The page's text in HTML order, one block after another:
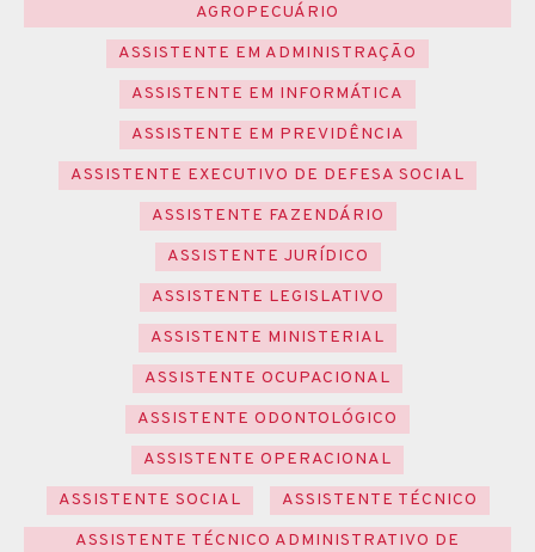
AGROPECUÁRIO
ASSISTENTE EM ADMINISTRAÇÃO
ASSISTENTE EM INFORMÁTICA
ASSISTENTE EM PREVIDÊNCIA
ASSISTENTE EXECUTIVO DE DEFESA SOCIAL
ASSISTENTE FAZENDÁRIO
ASSISTENTE JURÍDICO
ASSISTENTE LEGISLATIVO
ASSISTENTE MINISTERIAL
ASSISTENTE OCUPACIONAL
ASSISTENTE ODONTOLÓGICO
ASSISTENTE OPERACIONAL
ASSISTENTE SOCIAL
ASSISTENTE TÉCNICO
ASSISTENTE TÉCNICO ADMINISTRATIVO DE